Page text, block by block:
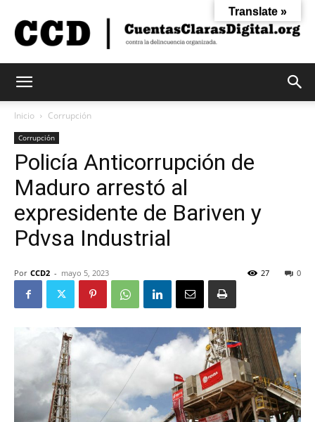
Claras
Digital
Inicio Corrupción
Corrupción
Policía Anticorrupción de
Maduro arrestó al
expresidente de Bariven y
Pdvsa Industrial
Por CCD2 - mayo 5, 2023 0
27
Translate »